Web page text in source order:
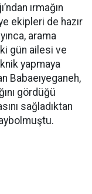
ırmağın
ekipleri de hazır
arama
gün ailesi ve
yapmaya
Babaeıyeganeh,
gördüğü
sağladıktan